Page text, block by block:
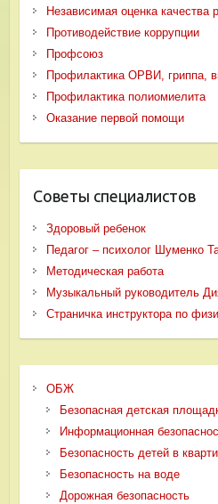
Независимая оценка качества
Противодействие коррупции
Профсоюз
Профилактика ОРВИ, гриппа,
Профилактика полиомиелита
Оказание первой помощи
Советы специалистов
Здоровый ребенок
Педагог – психолог Шуменко
Методическая работа
Музыкальный руководитель
Страничка инструктора по
ОБЖ
Безопасная детская
Информационная
Безопасность детей в
Безопасность на воде
Дорожная безопасность